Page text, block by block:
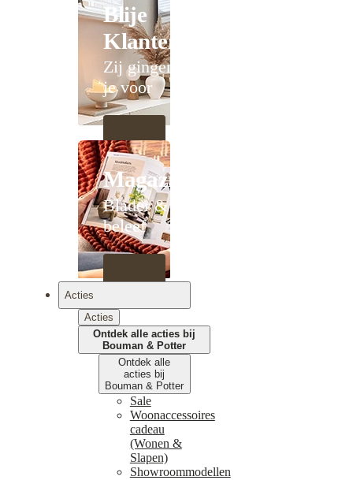
Blije
Klanten
Zij gingen
je voor
Magazines
Blader &
beleef
Acties
Acties
Ontdek alle acties bij
Bouman & Potter
Ontdek alle
acties bij
Bouman & Potter
Sale
Woonaccessoires
cadeau
(Wonen &
Slapen)
Showroommodellen